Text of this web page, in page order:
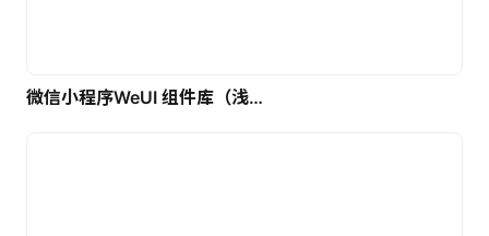
微信小程序WeUI 组件库（浅色）| 免费UI设计素材